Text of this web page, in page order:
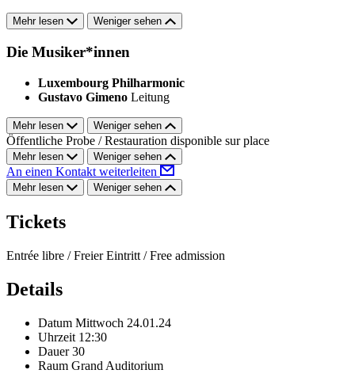
Mehr lesen Weniger sehen
Die Musiker*innen
Luxembourg Philharmonic
Gustavo Gimeno Leitung
Mehr lesen Weniger sehen
Öffentliche Probe / Restauration disponible sur place
Mehr lesen Weniger sehen
An einen Kontakt weiterleiten
Mehr lesen Weniger sehen
Tickets
Entrée libre / Freier Eintritt / Free admission
Details
Datum Mittwoch 24.01.24
Uhrzeit 12:30
Dauer 30
Raum Grand Auditorium